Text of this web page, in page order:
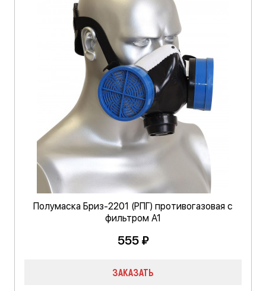
Полумаска Бриз-2201 (РПГ) противогазовая с
фильтром А1
555 ₽
ЗАКАЗАТЬ